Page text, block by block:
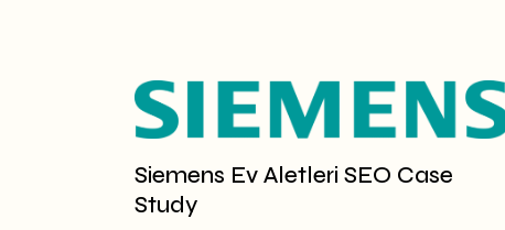
Siemens Ev Aletleri SEO Case
Study